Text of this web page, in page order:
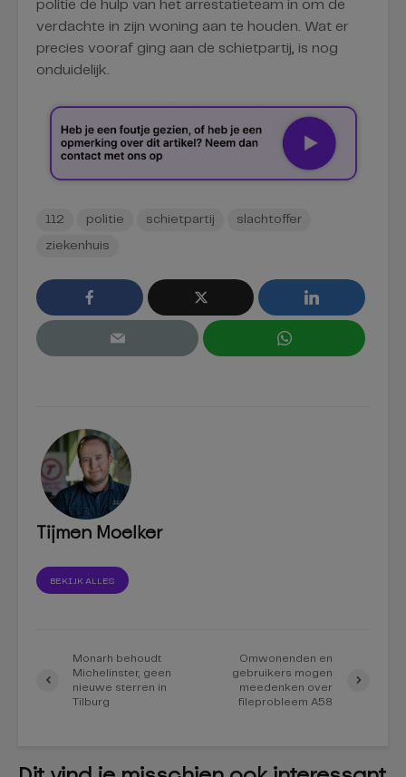
politie de hulp van het arrestatieteam in om de
verdachte in zijn woning aan te houden. Wat er
precies vooraf ging aan de schietpartij, is nog
onduidelijk.
112 politie schietpartij slachtoffer
ziekenhuis
Tijmen Moelker
BEKIJK ALLES
Monarh behoudt
Michelinster, geen
nieuwe sterren in
Tilburg
Omwonenden en
gebruikers mogen
meedenken over
fileprobleem A58